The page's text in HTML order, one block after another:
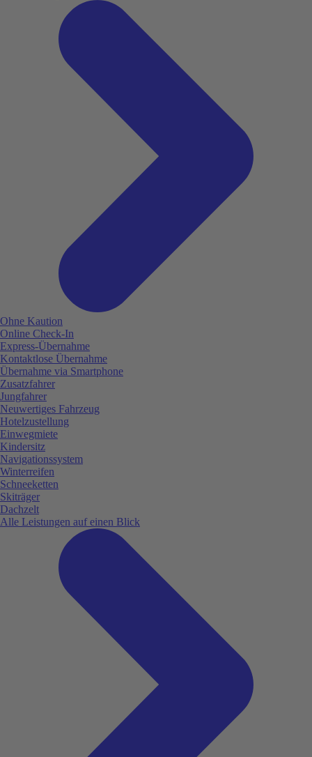
Ohne Kaution
Online Check-In
Express-Übernahme
Kontaktlose Übernahme
Übernahme via Smartphone
Zusatzfahrer
Jungfahrer
Neuwertiges Fahrzeug
Hotelzustellung
Einwegmiete
Kindersitz
Navigationssystem
Winterreifen
Schneeketten
Skiträger
Dachzelt
Alle Leistungen auf einen Blick